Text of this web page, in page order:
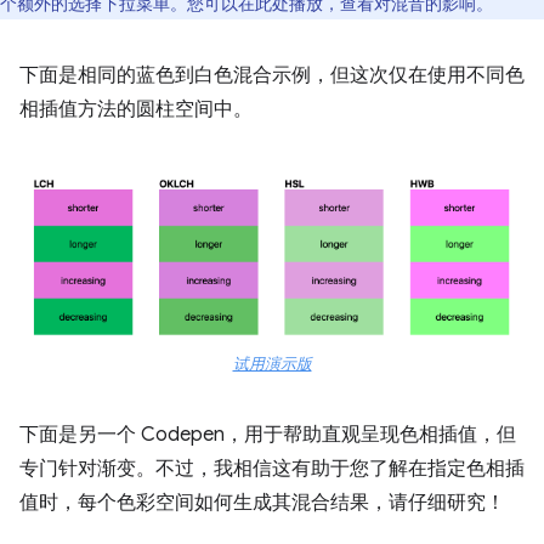
下面是相同的蓝色到白色混合示例，但这次仅在使用不同色
相插值方法的圆柱空间中。
试用演示版
下面是另一个 Codepen，用于帮助直观呈现色相插值，但
专门针对渐变。不过，我相信这有助于您了解在指定色相插
值时，每个色彩空间如何生成其混合结果，请仔细研究！